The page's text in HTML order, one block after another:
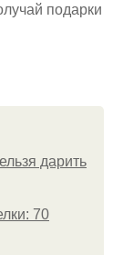
подарки
дарить
70